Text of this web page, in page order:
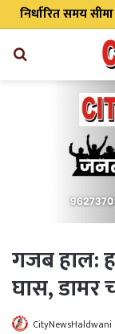
गजब हाल:
घास, डामर
CityNewsHaldwani